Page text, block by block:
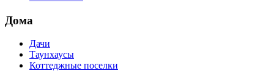
Дома
Дачи
Таунхаусы
Коттеджные поселки